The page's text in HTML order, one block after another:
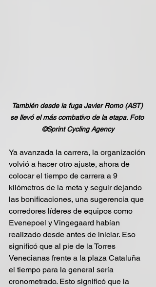
También desde la fuga Javier Romo (AST)
se llevó el más combativo de la etapa. Foto
©Sprint Cycling Agency
Ya avanzada la carrera, la organización
volvió a hacer otro ajuste, ahora de
colocar el tiempo de carrera a 9
kilómetros de la meta y seguir dejando
las bonificaciones, una sugerencia que
corredores líderes de equipos como
Evenepoel y Vingegaard habían
realizado desde antes de iniciar. Eso
significó que al pie de la Torres
Venecianas frente a la plaza Cataluña
el tiempo para la general sería
cronometrado. Esto significó que la